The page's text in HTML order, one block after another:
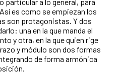
es como se empiezan los
son protagonistas. Y dos
una en la que manda el
y otra, en la que quien rige
y módulo son dos formas
de forma armónica